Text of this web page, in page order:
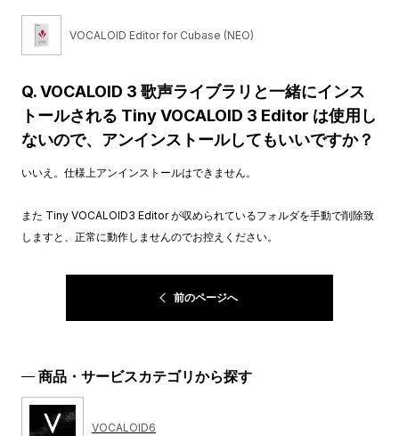
VOCALOID Editor for Cubase (NEO)
Q. VOCALOID 3 歌声ライブラリと一緒にインス
トールされる Tiny VOCALOID 3 Editor は使用し
ないので、アンインストールしてもいいですか？
いいえ。仕様上アンインストールはできません。
また Tiny VOCALOID3 Editor が収められているフォルダを手動で削除致
しますと、正常に動作しませんのでお控えください。
前のページへ
商品・サービスカテゴリから探す
VOCALOID6